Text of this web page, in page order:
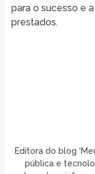
para o sucesso e
prestados.
Editora do blog
pública e